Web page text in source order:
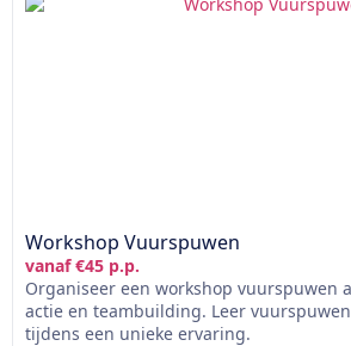
Workshop Vuurspuwen
vanaf €45 p.p.
Organiseer een workshop vuurspuwen
actie en teambuilding. Leer vuurspuwen
tijdens een unieke ervaring.